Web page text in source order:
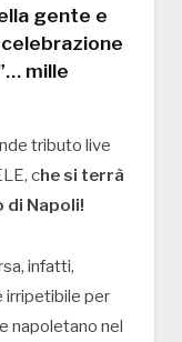
gente e
celebrazione
mille
tributo live
che si terrà
di Napoli!
infatti,
irripetibile per
napoletano nel